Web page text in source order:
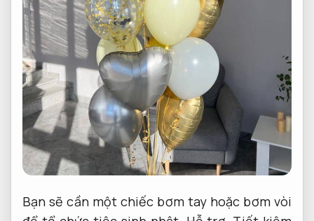
Bạn sẽ cần một chiếc bơm tay hoặc bơm vòi